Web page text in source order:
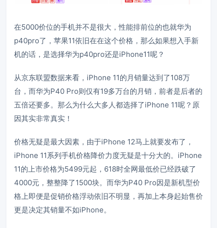
在5000价位的手机并不是很大，性能排前位的也就华为
p40pro了，苹果11依旧在在这个价格，那么如果想入手新
机的话，是选择华为p40pro还是iPhone11呢？
从京东联盟数据来看，iPhone 11的月销量达到了108万
台，而华为P40 Pro则仅有19多万台的月销，前者是后者的
五倍还要多。那么为什么大多人都选择了iPhone 11呢？原
因其实非常真实！
价格无疑是最大因素，由于iPhone 12马上就要发布了，
iPhone 11系列手机价格降价力度无疑是十分大的。iPhone
11的上市价格为5499元起，618时全网最低价已经跌破了
4000元，整整降了1500块。而华为P40 Pro因是新机型价
格上即便是促销价格浮动依旧不明显，再加上本身起始售价
更是决定其销量不如iPhone。